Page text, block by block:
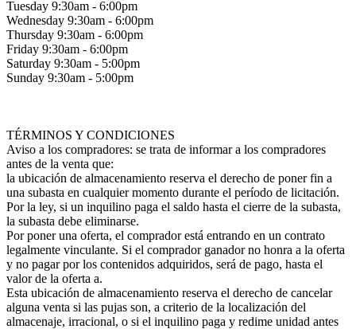
Tuesday 9:30am - 6:00pm
Wednesday 9:30am - 6:00pm
Thursday 9:30am - 6:00pm
Friday 9:30am - 6:00pm
Saturday 9:30am - 5:00pm
Sunday 9:30am - 5:00pm
TÉRMINOS Y CONDICIONES
Aviso a los compradores: se trata de informar a los compradores
antes de la venta que:
la ubicación de almacenamiento reserva el derecho de poner fin a
una subasta en cualquier momento durante el período de licitación.
Por la ley, si un inquilino paga el saldo hasta el cierre de la subasta,
la subasta debe eliminarse.
Por poner una oferta, el comprador está entrando en un contrato
legalmente vinculante. Si el comprador ganador no honra a la oferta
y no pagar por los contenidos adquiridos, será de pago, hasta el
valor de la oferta a.
Esta ubicación de almacenamiento reserva el derecho de cancelar
alguna venta si las pujas son, a criterio de la localización del
almacenaje, irracional, o si el inquilino paga y redime unidad antes